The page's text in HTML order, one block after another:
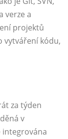
verze a
projektů
vytváření kódu,
za týden
v